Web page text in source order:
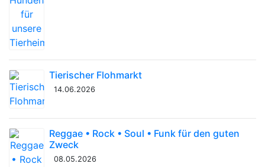
Tierischer Flohmarkt
14.06.2026
Reggae • Rock • Soul • Funk für den guten
Zweck
08.05.2026